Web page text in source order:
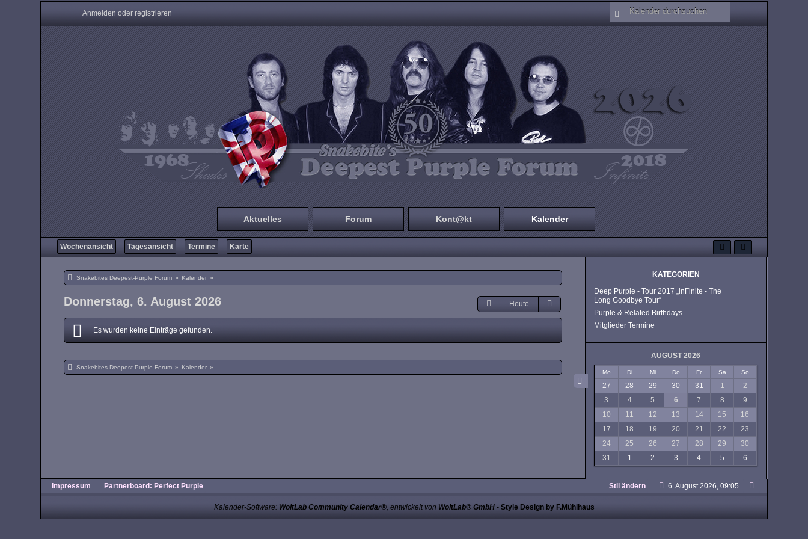
Anmelden oder registrieren
Aktuelles Forum Kont@kt Kalender
Wochenansicht Tagesansicht Termine Karte
Snakebites Deepest-Purple Forum » Kalender »
Donnerstag, 6. August 2026 Heute
Es wurden keine Einträge gefunden.
Snakebites Deepest-Purple Forum » Kalender »
KATEGORIEN
Deep Purple - Tour 2017 „inFinite - The
Long Goodbye Tour“
Purple & Related Birthdays
Mitglieder Termine
AUGUST 2026
Mo Di Mi Do Fr Sa So
27 28 29 30 31 1
2
3
4 5 6 7 8
9
10
11 12 13 14 15
16
17
18 19 20 21 22
23
24
25 26 27 28 29
30
31
1 2 3 4 5 6
Impressum Partnerboard: Perfect Purple 6. August 2026, 09:05
Stil ändern
Kalender-Software: WoltLab Community Calendar®, entwickelt von WoltLab® GmbH